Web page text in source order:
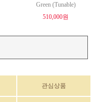
Green (Tunable)
510,000원
관심상품